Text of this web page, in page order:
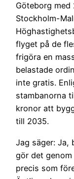
Göteborg
Stockholm-
flyget på de
frigöra en
belastade
inte gratis.
stambanorna
kronor att
till 2035.
Jag säger: Ja,
gör det
precis som